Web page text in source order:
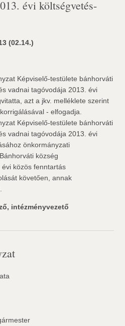
évi költségvetés-
(02.14.)
Képviselő-testülete bánhorváti
vadnai tagóvodája 2013. évi
azt a jkv. melléklete szerint 
- elfogadja.
Képviselő-testülete bánhorváti
vadnai tagóvodája 2013. évi
önkormányzati
község
közös fenntartás 
követően, annak
intézményvezető